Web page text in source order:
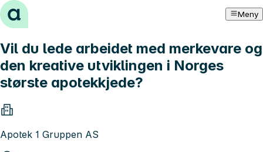
Hopp til innhold Meny
Vil du lede arbeidet med merkevare og
den kreative utviklingen i Norges
største apotekkjede?
Apotek 1 Gruppen AS